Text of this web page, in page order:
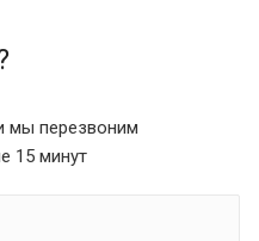
мы перезвоним
15 минут